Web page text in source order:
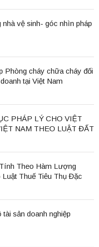
vệ sinh- góc nhìn pháp
Phòng cháy chữa cháy đối
tại Việt Nam
PHÁP LÝ CHO VIỆT
NAM THEO LUẬT ĐẤT
Theo Hàm Lượng
Thuế Tiêu Thụ Đặc
sản doanh nghiệp